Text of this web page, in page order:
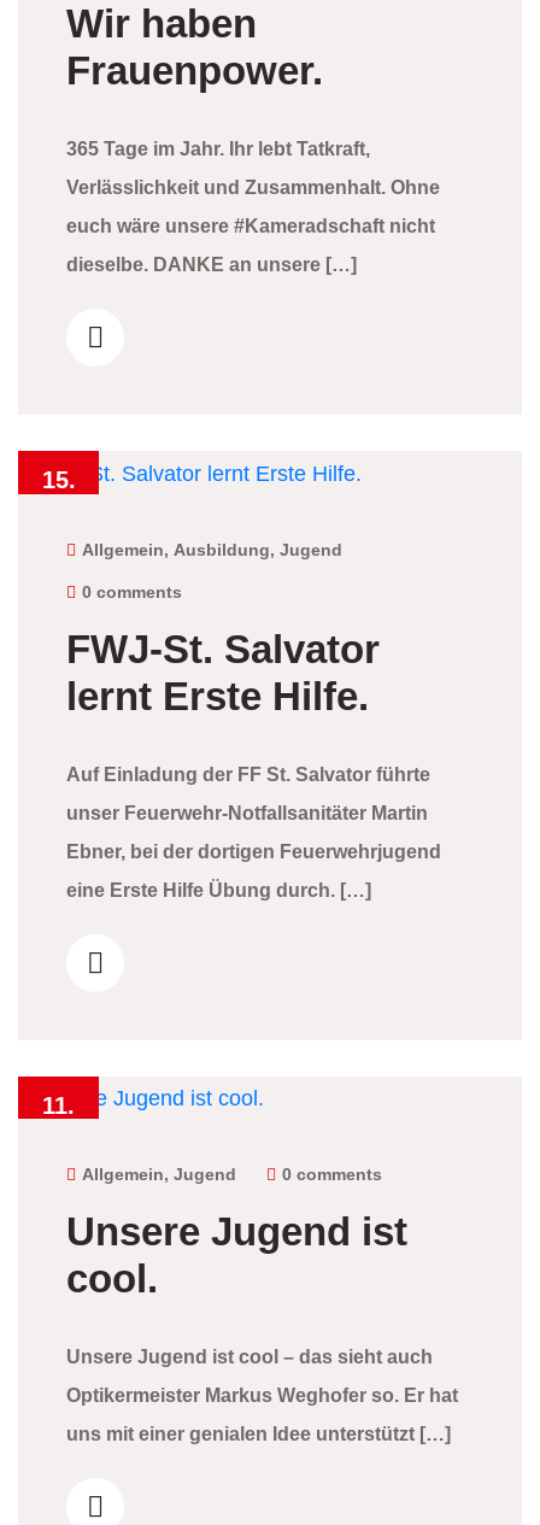
Wir haben
Frauenpower.
365 Tage im Jahr. Ihr lebt Tatkraft,
Verlässlichkeit und Zusammenhalt. Ohne
euch wäre unsere #Kameradschaft nicht
dieselbe. DANKE an unsere […]
15.
Allgemein, Ausbildung, Jugend
0 comments
FWJ-St. Salvator
lernt Erste Hilfe.
Auf Einladung der FF St. Salvator führte
unser Feuerwehr-Notfallsanitäter Martin
Ebner, bei der dortigen Feuerwehrjugend
eine Erste Hilfe Übung durch. […]
11.
Allgemein, Jugend 0 comments
Unsere Jugend ist
cool.
Unsere Jugend ist cool – das sieht auch
Optikermeister Markus Weghofer so. Er hat
uns mit einer genialen Idee unterstützt […]